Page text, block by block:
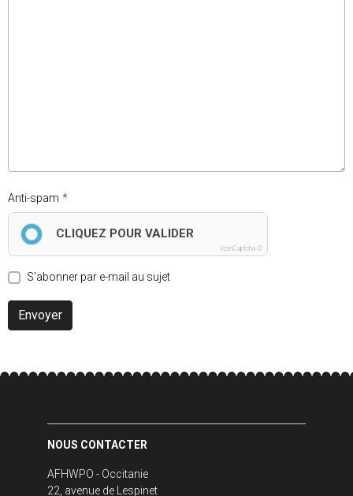
Anti-spam
CLIQUEZ POUR VALIDER
IconCaptcha ©
S'abonner par e-mail au sujet
Envoyer
NOUS CONTACTER
AFHWPO - Occitanie
22, avenue de Lespinet